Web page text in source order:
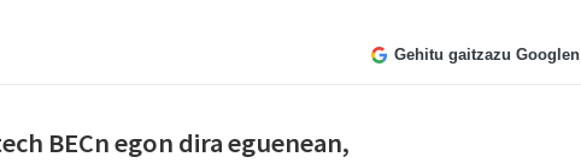
Gehitu gaitzazu Googlen
BECn egon dira eguenean,